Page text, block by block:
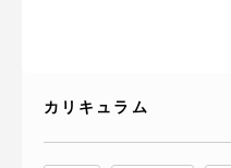
カリキュラム